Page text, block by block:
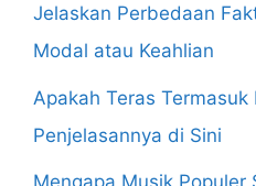
Jelaskan Perbedaan
Modal atau Keahlian
Apakah Teras
Penjelasannya di Sini